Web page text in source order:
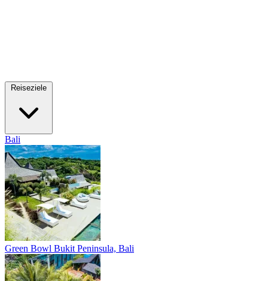
Bali
Green Bowl Bukit Peninsula, Bali